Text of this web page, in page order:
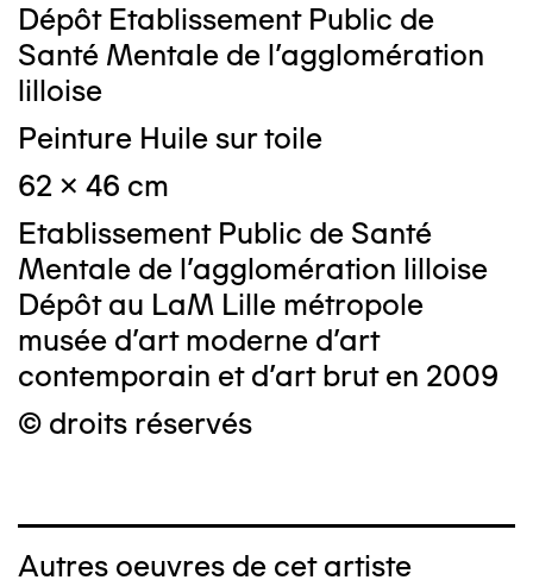
Dépôt Etablissement Public de
Santé Mentale de l'agglomération
lilloise
Peinture Huile sur toile
62 x 46 cm
Etablissement Public de Santé
Mentale de l'agglomération lilloise
Dépôt au LaM Lille métropole
musée d’art moderne d’art
contemporain et d’art brut en 2009
© droits réservés
Autres oeuvres de cet artiste